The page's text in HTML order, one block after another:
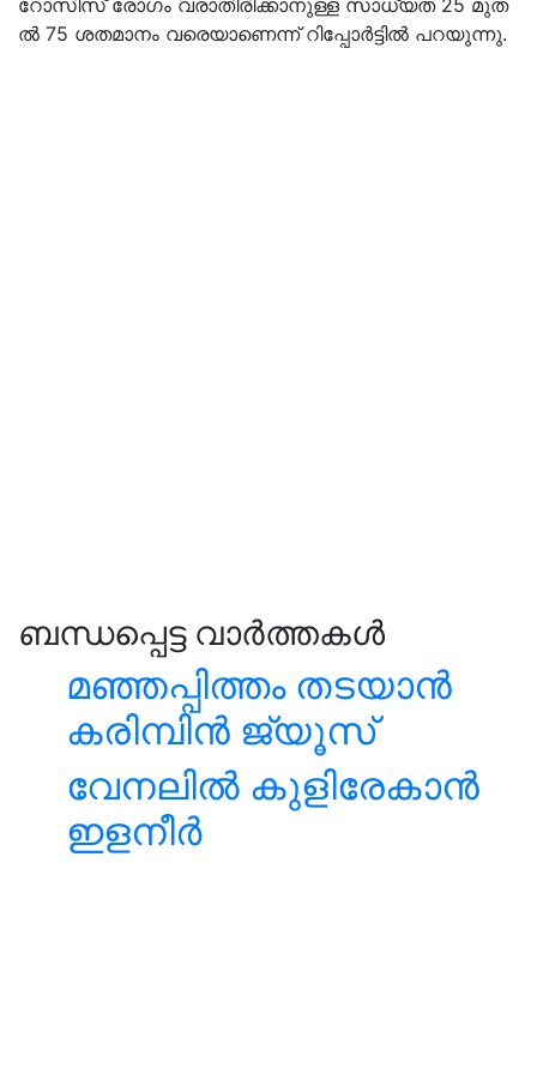
റോ​സി​സ്​ രോ​ഗം വ​രാ​തി​രി​ക്കാ​നു​ള്ള സാ​ധ്യ​ത 25 മു​ത​
ൽ 75 ശ​ത​മാ​നം വ​രെ​യാ​ണെ​ന്ന്​ റി​പ്പോ​ർ​ട്ടി​ൽ പ​റ​യു​ന്നു.
ബന്ധപ്പെട്ട വാർത്തകൾ
മഞ്ഞപ്പിത്തം തടയാന്‍
കരിമ്പിന്‍ ജ്യൂസ്‌
വേനലിൽ കുളിരേകാൻ
ഇളനീർ